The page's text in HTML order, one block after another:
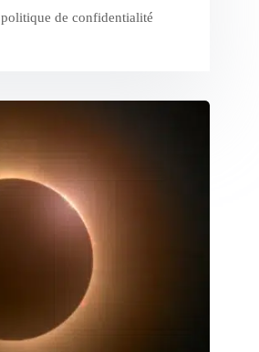
politique de confidentialité